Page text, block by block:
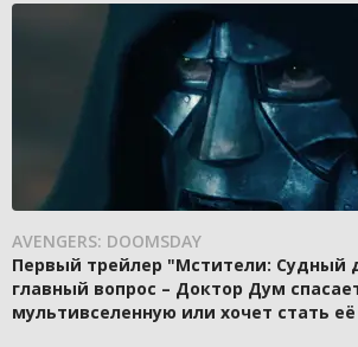
AVENGERS: DOOMSDAY
Первый трейлер "Мстители: Судный
главный вопрос – Доктор Дум
мультивселенную или хочет стать